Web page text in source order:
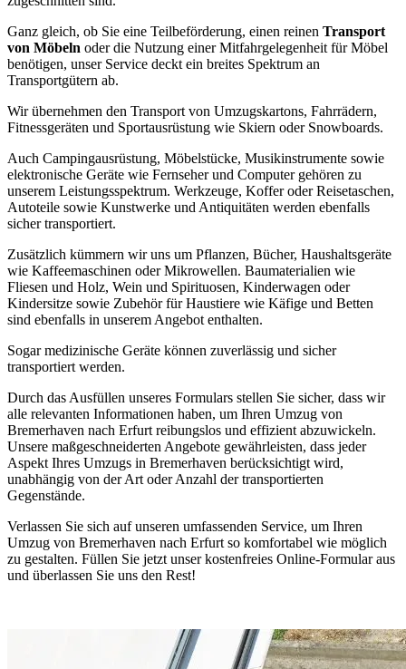
Ganz gleich, ob Sie eine Teilbeförderung, einen reinen Transport
von Möbeln oder die Nutzung einer Mitfahrgelegenheit für Möbel
benötigen, unser Service deckt ein breites Spektrum an
Transportgütern ab.
Wir übernehmen den Transport von Umzugskartons, Fahrrädern,
Fitnessgeräten und Sportausrüstung wie Skiern oder Snowboards.
Auch Campingausrüstung, Möbelstücke, Musikinstrumente sowie
elektronische Geräte wie Fernseher und Computer gehören zu
unserem Leistungsspektrum. Werkzeuge, Koffer oder Reisetaschen,
Autoteile sowie Kunstwerke und Antiquitäten werden ebenfalls
sicher transportiert.
Zusätzlich kümmern wir uns um Pflanzen, Bücher, Haushaltsgeräte
wie Kaffeemaschinen oder Mikrowellen. Baumaterialien wie
Fliesen und Holz, Wein und Spirituosen, Kinderwagen oder
Kindersitze sowie Zubehör für Haustiere wie Käfige und Betten
sind ebenfalls in unserem Angebot enthalten.
Sogar medizinische Geräte können zuverlässig und sicher
transportiert werden.
Durch das Ausfüllen unseres Formulars stellen Sie sicher, dass wir
alle relevanten Informationen haben, um Ihren Umzug von
Bremerhaven nach Erfurt reibungslos und effizient abzuwickeln.
Unsere maßgeschneiderten Angebote gewährleisten, dass jeder
Aspekt Ihres Umzugs in Bremerhaven berücksichtigt wird,
unabhängig von der Art oder Anzahl der transportierten
Gegenstände.
Verlassen Sie sich auf unseren umfassenden Service, um Ihren
Umzug von Bremerhaven nach Erfurt so komfortabel wie möglich
zu gestalten. Füllen Sie jetzt unser kostenfreies Online-Formular aus
und überlassen Sie uns den Rest!